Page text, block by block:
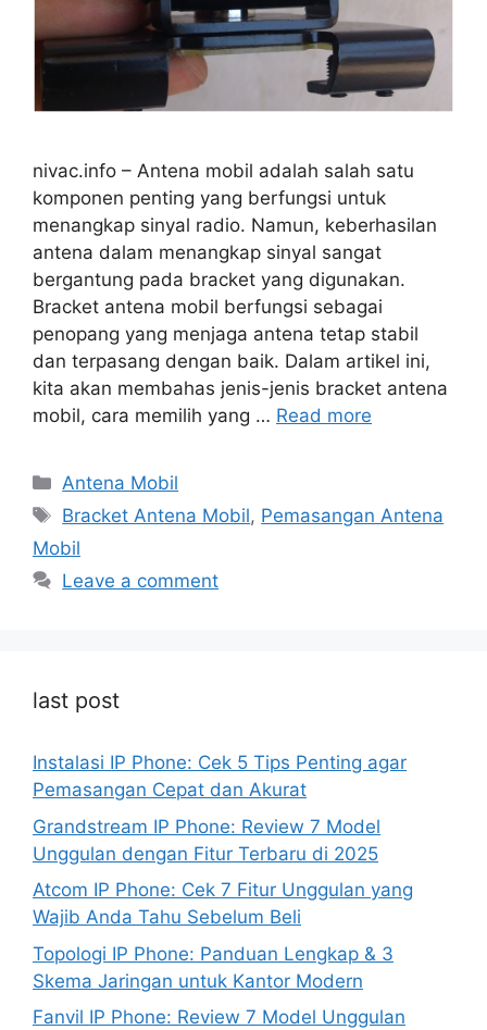
nivac.info – Antena mobil adalah salah satu
komponen penting yang berfungsi untuk
menangkap sinyal radio. Namun, keberhasilan
antena dalam menangkap sinyal sangat
bergantung pada bracket yang digunakan.
Bracket antena mobil berfungsi sebagai
penopang yang menjaga antena tetap stabil
dan terpasang dengan baik. Dalam artikel ini,
kita akan membahas jenis-jenis bracket antena
mobil, cara memilih yang … Read more
Categories
Antena Mobil
Tags
Bracket Antena Mobil, Pemasangan Antena
Mobil
Leave a comment
last post
Instalasi IP Phone: Cek 5 Tips Penting agar
Pemasangan Cepat dan Akurat
Grandstream IP Phone: Review 7 Model
Unggulan dengan Fitur Terbaru di 2025
Atcom IP Phone: Cek 7 Fitur Unggulan yang
Wajib Anda Tahu Sebelum Beli
Topologi IP Phone: Panduan Lengkap & 3
Skema Jaringan untuk Kantor Modern
Fanvil IP Phone: Review 7 Model Unggulan